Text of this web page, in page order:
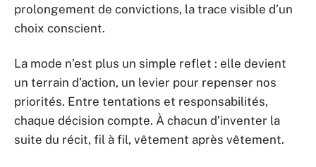
prolongement de convictions, la trace visible d’un
choix conscient.
La mode n’est plus un simple reflet : elle devient
un terrain d’action, un levier pour repenser nos
priorités. Entre tentations et responsabilités,
chaque décision compte. À chacun d’inventer la
suite du récit, fil à fil, vêtement après vêtement.